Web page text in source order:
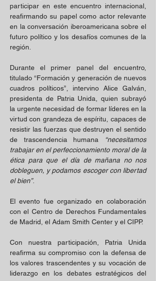
participar en este encuentro internacional,
reafirmando su papel como actor relevante
en la conversación iberoamericana sobre el
futuro político y los desafíos comunes de la
región.
Durante el primer panel del encuentro,
titulado “Formación y generación de nuevos
cuadros políticos”, intervino Alice Galván,
presidenta de Patria Unida, quien subrayó
la urgente necesidad de formar líderes en la
virtud con grandeza de espíritu, capaces de
resistir las fuerzas que destruyen el sentido
de trascendencia humana
“necesitamos
trabajar en el perfeccionamiento moral de la
ética para que el día de mañana no nos
dobleguen, y podamos escoger con libertad
el bien”.
El evento fue organizado en colaboración
con el Centro de Derechos Fundamentales
de Madrid, el Adam Smith Center y el CIPP.
Con nuestra participación, Patria Unida
reafirma su compromiso con la defensa de
los valores trascendentes y su vocación de
liderazgo en los debates estratégicos del